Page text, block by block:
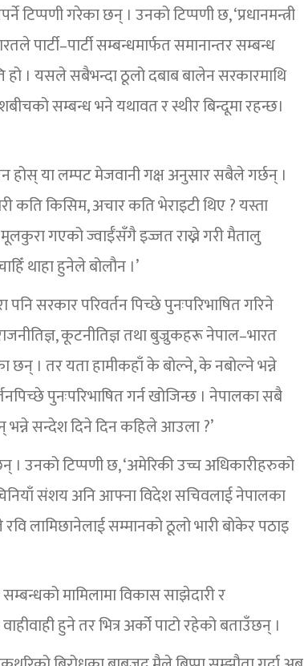
गरेका छन् । उनको टिप्पणी छ, ‘प्रधानमन्त्री
पार्टी–पार्टी सम्बन्धमार्फत समानान्तर सम्बन्ध
हो । यसले सबैभन्दा ठूलो दबाब बालेन सरकारमाथि
सम्बन्ध भने यथावत र स्थीर बिन्दूमा रहन्छ।
होस् या लम्पट मेजवानी गक्ष अनुसार सबैले गर्छन् ।
कति किसिम, अचार कति भेराइटी थिए ? यस्ता
गएको ज्वाईँसँगै इज्जत राख्ने गरी मैतालु
थाहा हुनेले बोलौन ।’
पनि सरकार परिवर्तन पिच्छे पुनःपरिभाषित गरिने
कूटनीतिज्ञ तथा बुज्रुकहरू नेपाल–भारत
। तर यता हामीकहाँ के बोल्ने, के नबोल्ने भन्ने
पुनःपरिभाषित गर्न खोजिन्छ । नेपालका सबै
भन्ने सन्देश दिने दिन कहिले आउला ?’
। उनको टिप्पणी छ, ‘अमेरिकी उच्च अधिकारीहरुको
चिनियाँ संशय अनि आफ्ना विदेश सचिवलाई नेपालका
लामिछानेलाई सम्मानको ठूलो भारी बोकेर पठाइ
सम्बन्धको मामिलामा विकास साझेदारी र
हुने तर भित्र अर्को पाटो रहेको बताउँछन् ।